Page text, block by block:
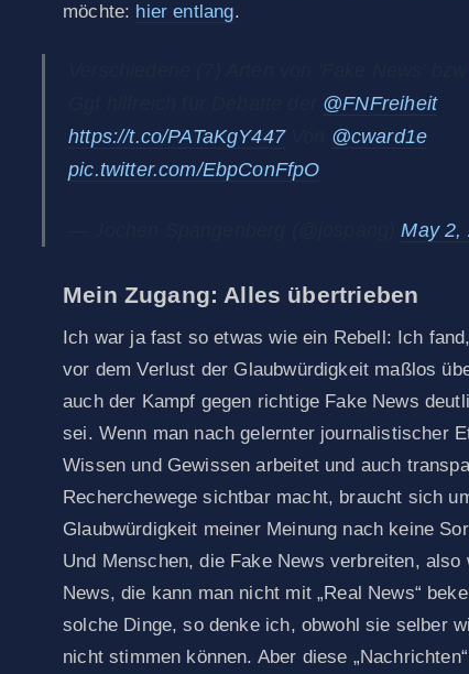
möchte: hier entlang.
Verschiedene (7) Arten von 'Fake News'
@FNFreiheit
https://t.co/PATaKgY447Von @cward1e
pic.twitter.com/EbpConFfpO
— Jochen Spangenberg (@jospang)May 2,
Mein Zugang: Alles übertrieben
Ich war ja fast so etwas wie ein Rebell: Ich
vor dem Verlust der Glaubwürdigkeit maßlos
auch der Kampf gegen richtige Fake News
sei. Wenn man nach gelernter journalistischer
Wissen und Gewissen arbeitet und auch
Recherchewege sichtbar macht, braucht sich
Glaubwürdigkeit meiner Meinung nach keine
Und Menschen, die Fake News verbreiten, also
News, die kann man nicht mit „Real News“
solche Dinge, so denke ich, obwohl sie selber
nicht stimmen können. Aber diese